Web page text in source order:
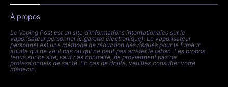
À propos
Le Vaping Post est un site d'informations internationales sur le
vaporisateur personnel (cigarette électronique). Le vaporisateur
personnel est une méthode de réduction des risques pour le fumeur
adulte qui ne veut pas ou qui ne peut pas arrêter le tabac. Les propos
tenus sur ce site, sauf cas contraire, ne proviennent pas de
professionnels de santé. En cas de doute, veuillez consulter votre
médecin.